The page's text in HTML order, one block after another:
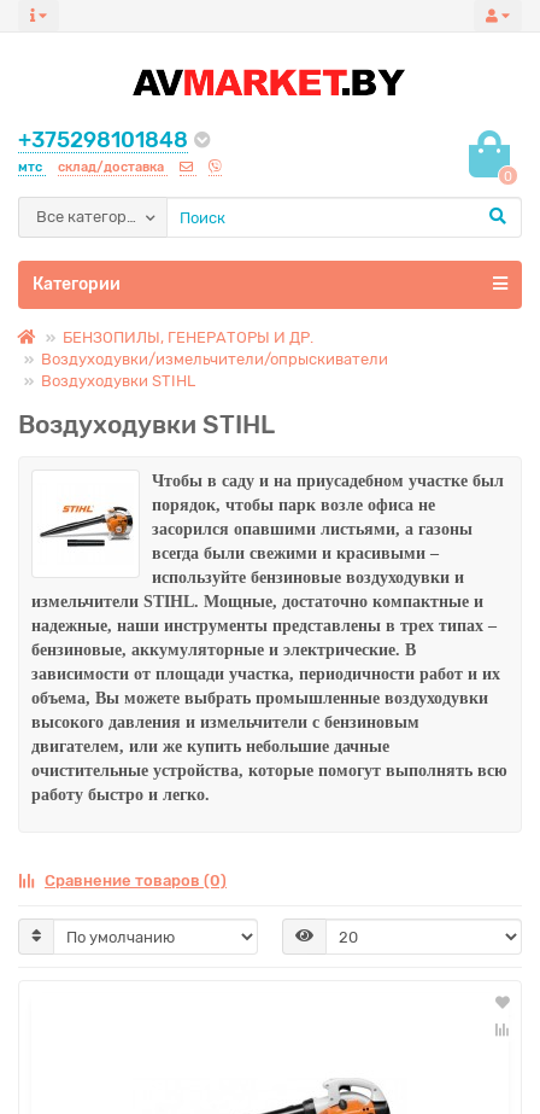
+375298101848
мтс склад/доставка
0
Все категории
Категории
БЕНЗОПИЛЫ, ГЕНЕРАТОРЫ И ДР.
Воздуходувки/измельчители/опрыскиватели
Воздуходувки STIHL
Воздуходувки STIHL
Чтобы в саду и на приусадебном участке был
порядок, чтобы парк возле офиса не
засорился опавшими листьями, а газоны
всегда были свежими и красивыми –
используйте бензиновые воздуходувки и
измельчители STIHL. Мощные, достаточно компактные и
надежные, наши инструменты представлены в трех типах –
бензиновые, аккумуляторные и электрические. В
зависимости от площади участка, периодичности работ и их
объема, Вы можете выбрать промышленные воздуходувки
высокого давления и измельчители с бензиновым
двигателем, или же купить небольшие дачные
очистительные устройства, которые помогут выполнять всю
работу быстро и легко.
Сравнение товаров (0)